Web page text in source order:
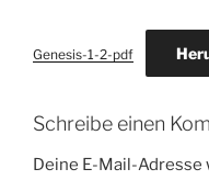
Genesis-1-2-pdf
Schreibe einen
Deine E-Mail-